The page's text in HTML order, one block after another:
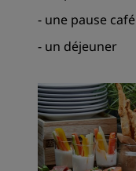
- une pause café
- un déjeuner